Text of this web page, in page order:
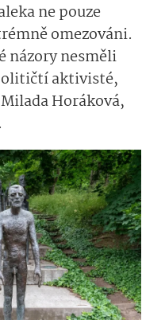
ne pouze
omezováni.
názory nesměli
aktivisté,
Horáková,